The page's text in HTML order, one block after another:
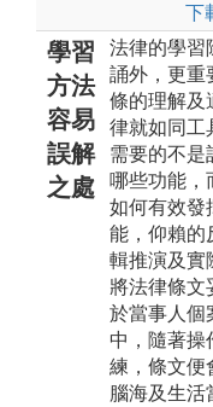
下
學習
方法
容易
誤解
之處
法律的學習
誦外，更重
條的理解及
律就如同工
需要的不是
哪些功能，
如何有效發
能，仰賴的
輯推演及實
將法律條文
於當事人個
中，隨著操
練，條文便
腦海及生活